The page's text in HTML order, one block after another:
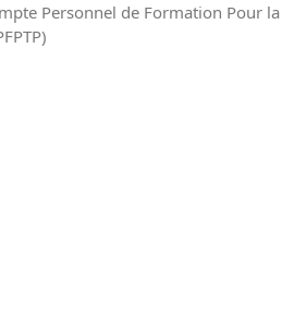
Personnel de Formation Pour la